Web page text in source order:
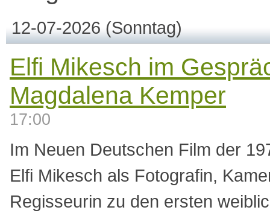
12-07-2026 (Sonntag)
Elfi Mikesch im
Magdalena Kemper
17:00
Im Neuen Deutschen Film der
Elfi Mikesch als Fotografin,
Regisseurin zu den ersten